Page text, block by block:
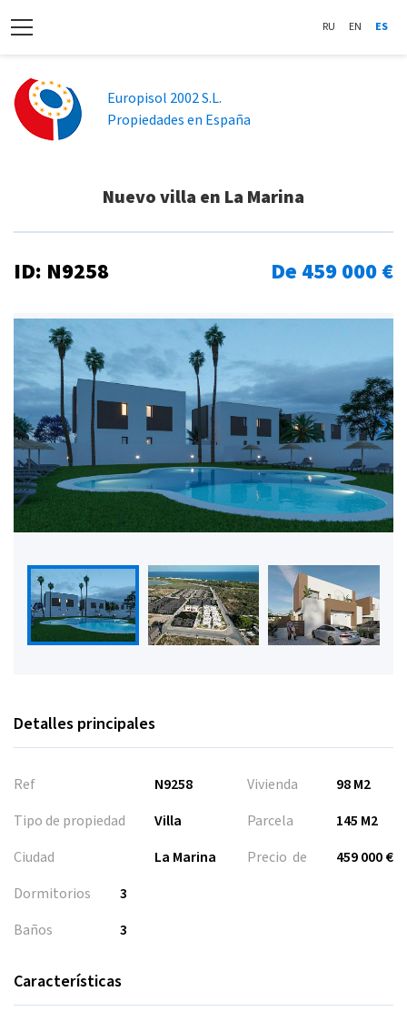
RU EN ES
Europisol 2002 S.L.
Propiedades en España
Nuevo villa en La Marina
ID: N9258 De 459 000 €
Detalles principales
Ref
N9258
Tipo de propiedad
Villa
Ciudad
La Marina
Vivienda
98 M2
Parcela
145 M2
Precio de
459 000 €
Dormitorios
3
Baños
3
Características